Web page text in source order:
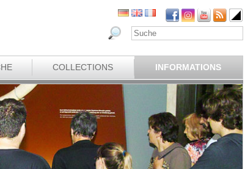
COLLECTIONS INFORMATIONS